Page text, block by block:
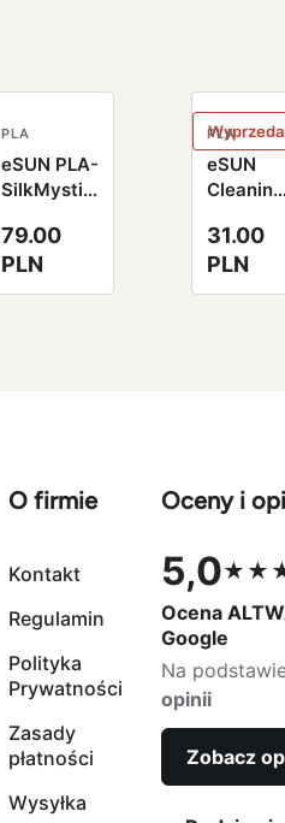
PLA
eSUN PLA-
SilkMystic
1.75mm
1000g
miedziano-
79.00
PLN
PLA
eSUN
Cleaning
2.85mm
100g
31.00
PLN
O firmie
Kontakt
Regulamin
Polityka
Prywatności
Zasady
płatności
Wysyłka
Oceny i
5,0
Ocena 5,0
Ocena
Google
Na
opinii
Zobacz